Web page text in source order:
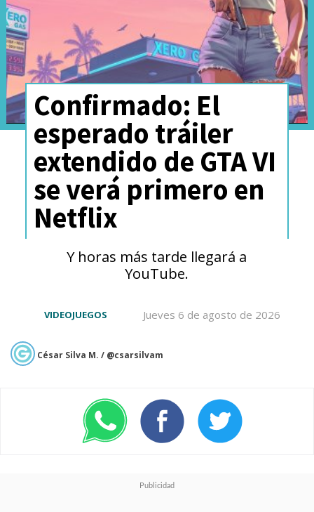
Confirmado: El
esperado tráiler
extendido de GTA VI
se verá primero en
Netflix
Y horas más tarde llegará a
YouTube.
Jueves 6 de agosto de 2026
VIDEOJUEGOS
César Silva M. / @csarsilvam